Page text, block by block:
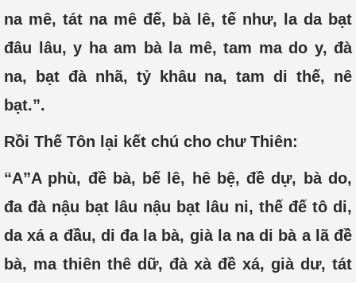
na mê, tát na mê đế, bà lê, tế như, la da bạt
đâu lâu, y ha am bà la mê, tam ma do y, đà
na, bạt đà nhã, tỷ khâu na, tam di thế, nê
bạt.”.
Rồi Thế Tôn lại kết chú cho chư Thiên:
“A”A phù, đề bà, bế lê, hê bệ, đề dự, bà do,
đa đà nậu bạt lâu nậu bạt lâu ni, thế đế tô di,
da xá a đầu, di đa la bà, già la na di bà a lã đề
bà, ma thiên thê dữ, đà xà đề xá, già dư, tát